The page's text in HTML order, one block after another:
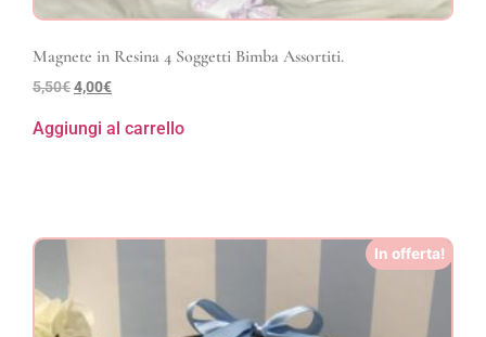
Magnete in Resina 4 Soggetti Bimba Assortiti.
5,50€4,00€
Aggiungi al carrello
In offerta!